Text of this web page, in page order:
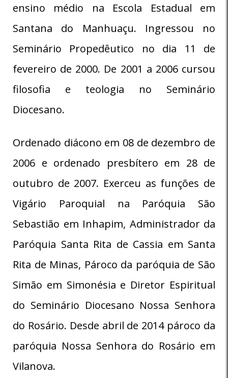
ensino médio na Escola Estadual em
Santana do Manhuaçu. Ingressou no
Seminário Propedêutico no dia 11 de
fevereiro de 2000. De 2001 a 2006 cursou
filosofia e teologia no Seminário
Diocesano.
Ordenado diácono em 08 de dezembro de
2006 e ordenado presbítero em 28 de
outubro de 2007. Exerceu as funções de
Vigário Paroquial na Paróquia São
Sebastião em Inhapim, Administrador da
Paróquia Santa Rita de Cassia em Santa
Rita de Minas, Pároco da paróquia de São
Simão em Simonésia e Diretor Espiritual
do Seminário Diocesano Nossa Senhora
do Rosário. Desde abril de 2014 pároco da
paróquia Nossa Senhora do Rosário em
Vilanova.